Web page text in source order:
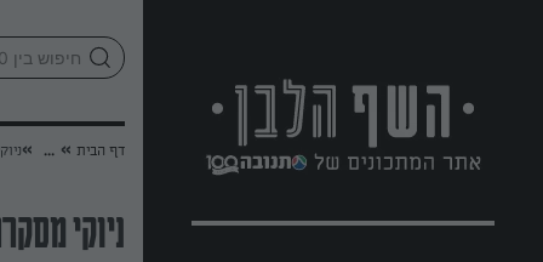
דף הבית »
...
»
ניוקי